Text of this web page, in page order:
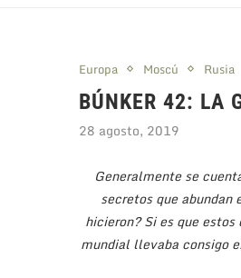
Europa Moscú Rusia
BÚNKER 42: LA
28 agosto, 2019
Generalmente se
secretos que
hicieron? Si es que
mundial llevaba consigo